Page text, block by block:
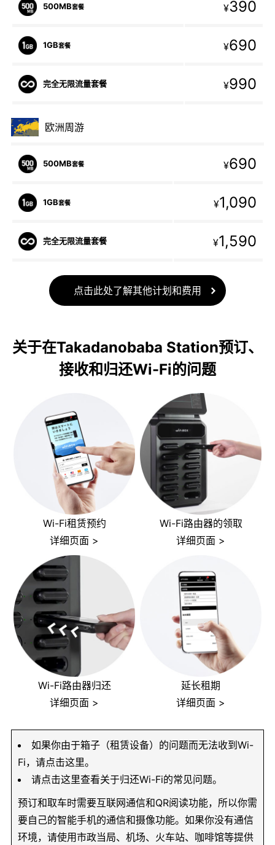
500MB套餐 ¥390
1GB套餐 ¥690
完全无限流量套餐 ¥990
欧洲周游
500MB套餐 ¥690
1GB套餐 ¥1,090
完全无限流量套餐 ¥1,590
点击此处了解其他计划和费用
关于在Takadanobaba Station预订、
接收和归还Wi-Fi的问题
Wi-Fi租赁预约
详细页面 >
Wi-Fi路由器的领取
详细页面 >
Wi-Fi路由器归还
详细页面 >
延长租期
详细页面 >
如果你由于箱子（租赁设备）的问题而无法收到Wi-
Fi，请点击这里。
请点击这里查看关于归还Wi-Fi的常见问题。
预订和取车时需要互联网通信和QR阅读功能，所以你需
要自己的智能手机的通信和摄像功能。如果你没有通信
环境，请使用市政当局、机场、火车站、咖啡馆等提供